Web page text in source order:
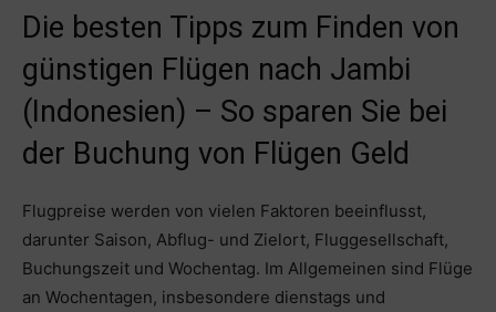
Die besten Tipps zum Finden von
günstigen Flügen nach Jambi
(Indonesien) – So sparen Sie bei
der Buchung von Flügen Geld
Flugpreise werden von vielen Faktoren beeinflusst,
darunter Saison, Abflug- und Zielort, Fluggesellschaft,
Buchungszeit und Wochentag. Im Allgemeinen sind Flüge
an Wochentagen, insbesondere dienstags und